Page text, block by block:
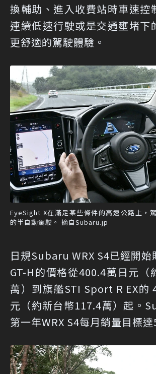
換輔助、進入收費站時車速控
連續低速行駛或是交通壅堵下
更舒適的駕駛體驗。
EyeSight X在滿足某些條件的高速公路上，
的半自動駕駛。 摘自Subaru.jp
日規Subaru WRX S4已經開始
GT-H的價格從400.4萬日元（
萬）到旗艦STI Sport R EX的
元（約新台幣117.4萬）起。
第一年WRX S4每月銷量目標達